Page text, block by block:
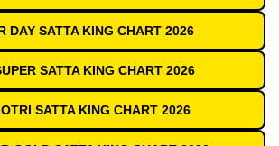
DAY SATTA KING CHART 2026
SATTA KING CHART 2026
SATTA KING CHART 2026